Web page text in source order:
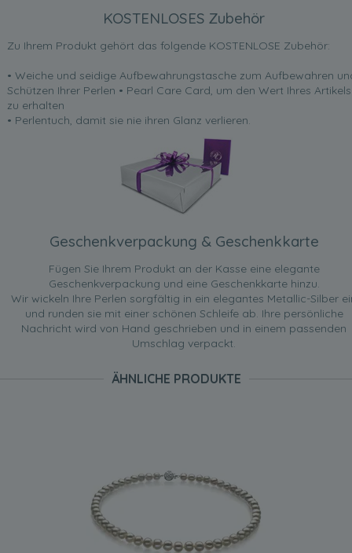
KOSTENLOSES Zubehör
Zu Ihrem Produkt gehört das folgende KOSTENLOSE Zubehör:
• Weiche und seidige Aufbewahrungstasche zum Aufbewahren
Schützen Ihrer Perlen • Pearl Care Card, um den Wert Ihres Artikels
zu erhalten
• Perlentuch, damit sie nie ihren Glanz verlieren.
Geschenkverpackung & Geschenkkarte
Fügen Sie Ihrem Produkt an der Kasse eine elegante
Geschenkverpackung und eine Geschenkkarte hinzu.
Wir wickeln Ihre Perlen sorgfältig in ein elegantes Metallic-Silber
und runden sie mit einer schönen Schleife ab. Ihre persönliche
Nachricht wird von Hand geschrieben und in einem passenden
Umschlag verpackt.
ÄHNLICHE PRODUKTE